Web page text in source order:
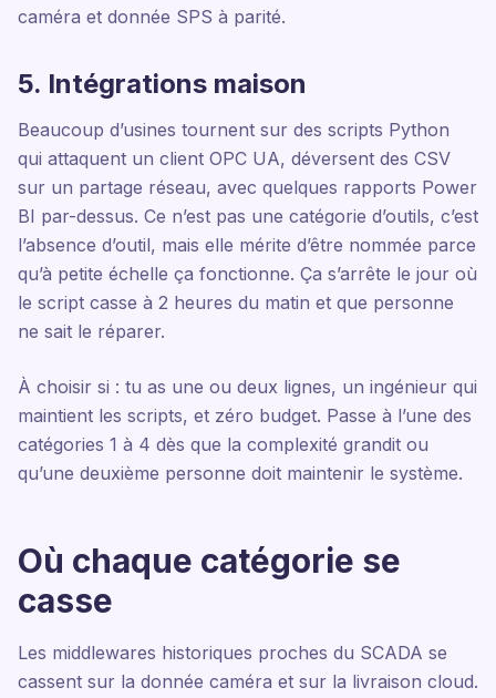
caméra et donnée SPS à parité.
5. Intégrations maison
Beaucoup d’usines tournent sur des scripts Python
qui attaquent un client OPC UA, déversent des CSV
sur un partage réseau, avec quelques rapports Power
BI par-dessus. Ce n’est pas une catégorie d’outils, c’est
l’absence d’outil, mais elle mérite d’être nommée parce
qu’à petite échelle ça fonctionne. Ça s’arrête le jour où
le script casse à 2 heures du matin et que personne
ne sait le réparer.
À choisir si : tu as une ou deux lignes, un ingénieur qui
maintient les scripts, et zéro budget. Passe à l’une des
catégories 1 à 4 dès que la complexité grandit ou
qu’une deuxième personne doit maintenir le système.
Où chaque catégorie se
casse
Les middlewares historiques proches du SCADA se
cassent sur la donnée caméra et sur la livraison cloud.